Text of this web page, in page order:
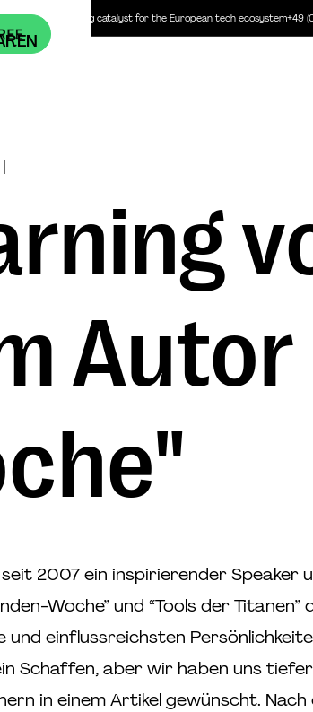
| The recruiting catalyst for the European tech ecosystem+49
|
2007 ein inspirierender Speaker
Woche” und “Tools der
und einflussreichsten
Schaffen, aber wir haben uns
in einem Artikel gewünscht.